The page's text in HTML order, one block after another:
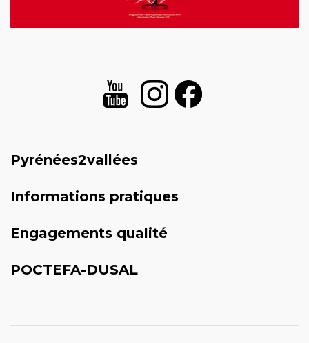
Pyrénées2vallées
Informations pratiques
Engagements qualité
POCTEFA-DUSAL